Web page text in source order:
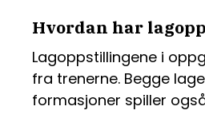
Hvordan har
Lagoppstillingene i
fra trenerne. Begge
formasjoner spiller